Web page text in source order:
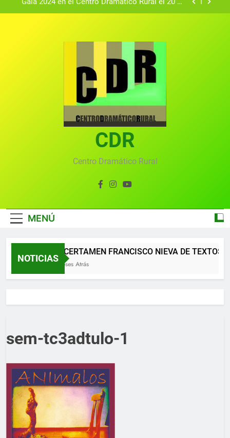
Gala 2024 en el Centro Dramático Rural el 20 de
convocado por el Centro Dramático Rural de Mira
(Cuenca)
Gala anual virtual del Centro Dramático Rural de
Gala del Centro Dramático Rural 2025
Gala 2024 en el Centro Dramático Rural el 20 de
Textos seleccionados en el VI Certamen
Francisco Nieva de piezas breves teatrales
convocado por el Centro Dramático Rural de Mira
Gala anual virtual del Centro Dramático Rural de
CDR
Centro Dramático Rural
MENÚ
NOTICIAS
XII CERTAMEN FRANCISCO NIEVA DE TEXTOS
2 Meses Atrás
sem-tc3adtulo-1